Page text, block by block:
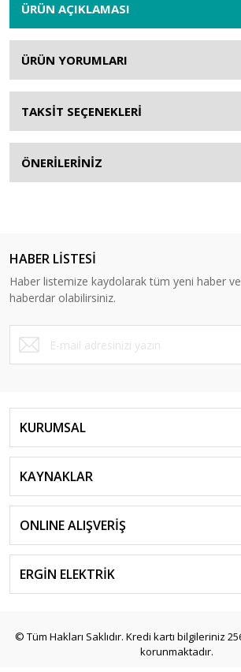
ÜRÜN AÇIKLAMASI
ÜRÜN YORUMLARI
TAKSİT SEÇENEKLERİ
ÖNERİLERİNİZ
HABER LİSTESİ
Haber listemize kaydolarak tüm yeni haber
haberdar olabilirsiniz.
KURUMSAL
KAYNAKLAR
ONLINE ALIŞVERİŞ
ERGİN ELEKTRİK
© Tüm Hakları Saklıdır. Kredi kartı bilgileriniz
korunmaktadır.